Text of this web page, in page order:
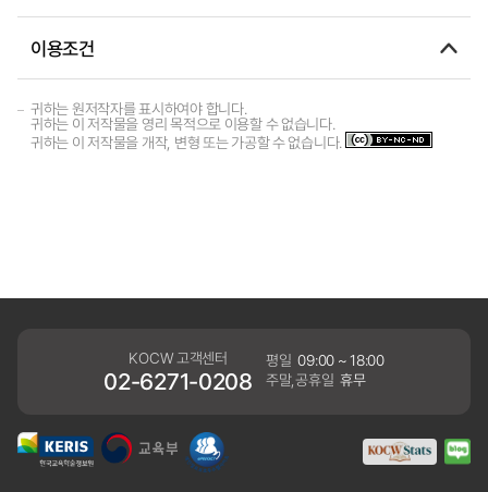
이용조건
귀하는 원저작자를 표시하여야 합니다.
귀하는 이 저작물을 영리 목적으로 이용할 수 없습니다.
귀하는 이 저작물을 개작, 변형 또는 가공할 수 없습니다.
KOCW 고객센터
02-6271-0208
평일 09:00 ~ 18:00
주말,공휴일 휴무